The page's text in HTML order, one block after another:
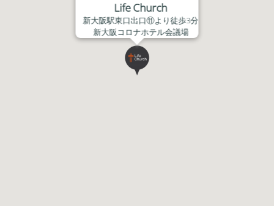
Life Church
新大阪駅東口出口⑪より徒歩3分
新大阪コロナホテル会議場